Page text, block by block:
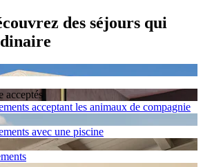
des séjours qui
acceptés
acceptant les animaux de compagnie
avec une piscine